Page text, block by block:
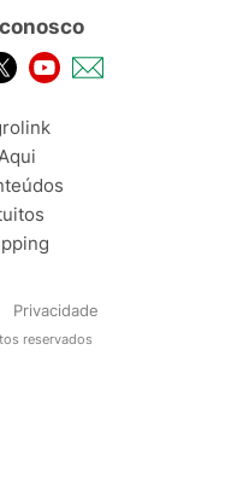
Privacidade
reservados